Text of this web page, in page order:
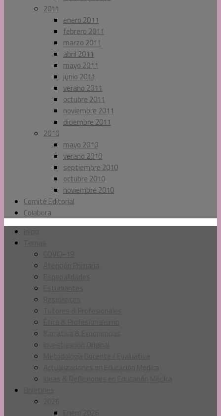
2011
enero 2011
febrero 2011
marzo 2011
abril 2011
mayo 2011
junio 2011
verano 2011
octubre 2011
noviembre 2011
diciembre 2011
2010
mayo 2010
verano 2010
septiembre 2010
octubre 2010
noviembre 2010
Comité Editorial
Colabora